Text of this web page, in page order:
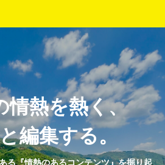
情熱を熱く、
編集する。
る『情熱のあるコンテンツ』を掘り起